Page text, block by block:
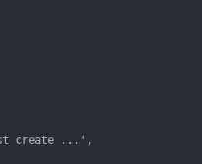
create ...',